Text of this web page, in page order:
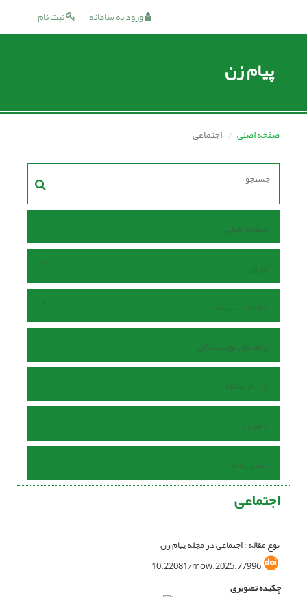
ثبت نام ورود به سامانه
پیام زن
صفحه اصلی اجتماعی
صفحه اصلی
مرور
اطلاعات نشریه
راهنمای نویسندگان
ارسال مقاله
داوران
تماس با ما
اجتماعی
نوع مقاله : اجتماعی در مجله پیام زن
10.22081/mow.2025.77996
چکیده تصویری